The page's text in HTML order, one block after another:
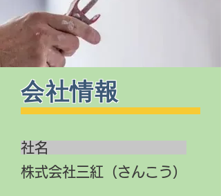
会社情報
社名
株式会社三紅（さんこう）